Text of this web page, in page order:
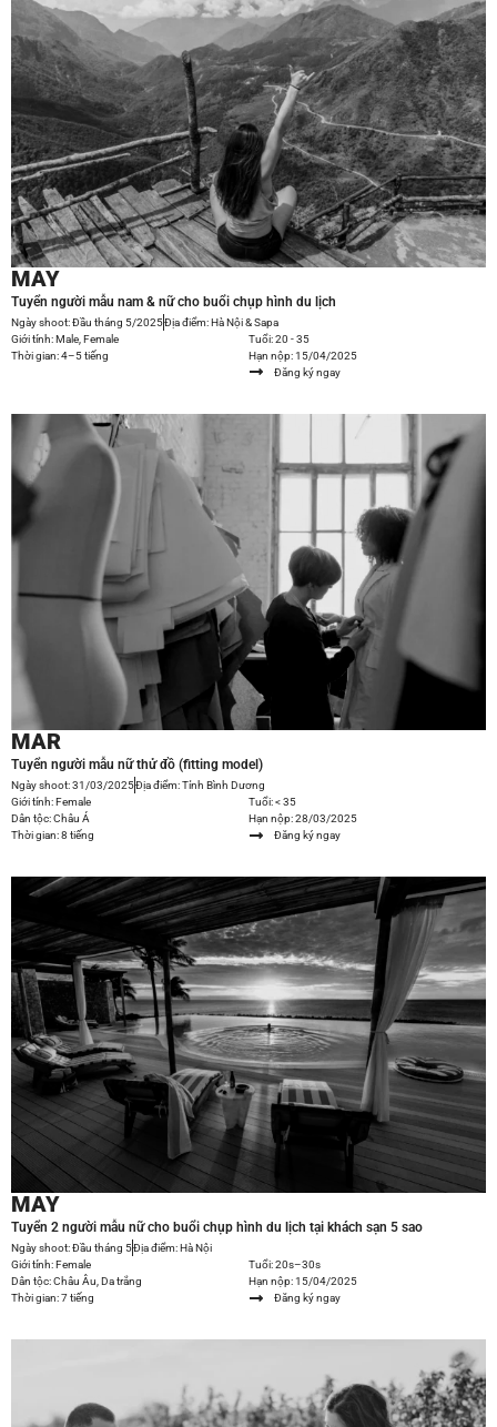
MAY
Tuyển người mẫu nam & nữ cho buổi chụp hình du lịch
Ngày shoot: Đầu tháng 5/2025Địa điểm: Hà Nội & Sapa
Giới tính: Male, Female
Thời gian: 4–5 tiếng
Tuổi: 20 - 35
Hạn nộp: 15/04/2025
Đăng ký ngay
MAR
Tuyển người mẫu nữ thử đồ (fitting model)
Ngày shoot: 31/03/2025Địa điểm: Tỉnh Bình Dương
Giới tính: Female
Dân tộc: Châu Á
Thời gian: 8 tiếng
Tuổi: < 35
Hạn nộp: 28/03/2025
Đăng ký ngay
MAY
Tuyển 2 người mẫu nữ cho buổi chụp hình du lịch tại khách sạn 5 sao
Ngày shoot: Đầu tháng 5Địa điểm: Hà Nội
Giới tính: Female
Dân tộc: Châu Âu, Da trắng
Thời gian: 7 tiếng
Tuổi: 20s–30s
Hạn nộp: 15/04/2025
Đăng ký ngay